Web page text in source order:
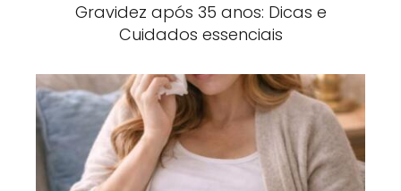
Gravidez após 35 anos: Dicas e
Cuidados essenciais